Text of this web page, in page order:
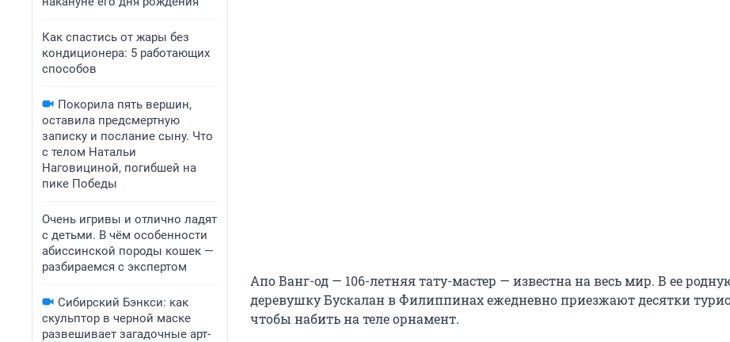
Как спастись от жары без
кондиционера: 5 работающих
способов
Покорила пять вершин,
оставила предсмертную
записку и послание сыну. Что
с телом Натальи
Наговициной, погибшей на
пике Победы
Очень игривы и отлично ладят
с детьми. В чём особенности
абиссинской породы кошек —
разбираемся с экспертом
Сибирский Бэнкси: как
скульптор в черной маске
развешивает загадочные арт-
Апо Ванг-од — 106-летняя тату-мастер — известна на весь мир. В ее
деревушку Бускалан в Филиппинах ежедневно приезжают десятки
чтобы набить на теле орнамент.